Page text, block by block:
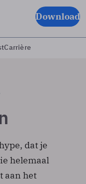
Download
Carrière
dat je
helemaal
aan het